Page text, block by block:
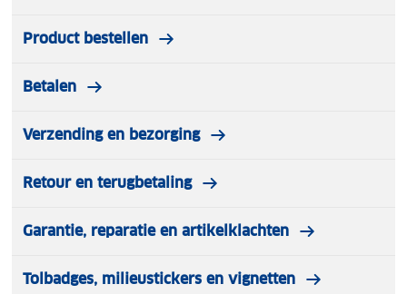
Product bestellen
Betalen
Verzending en bezorging
Retour en terugbetaling
Garantie, reparatie en artikelklachten
Tolbadges, milieustickers en vignetten